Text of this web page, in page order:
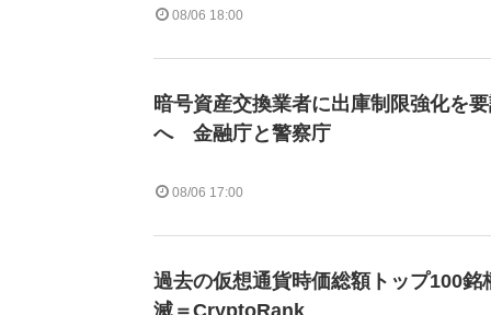
08/06 18:00
暗号資産交換業者に出庫制限強化を
へ 金融庁と警察庁
08/06 17:00
過去の仮想通貨時価総額トップ100銘